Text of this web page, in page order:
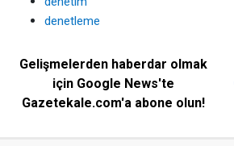
denetleme
Gelişmelerden haberdar olmak
için Google News'te
Gazetekale.com'a abone olun!